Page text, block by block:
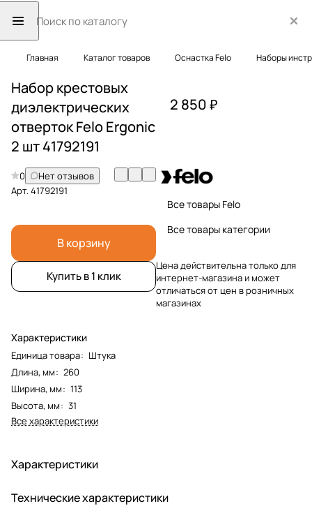
Главная Каталог товаров Оснастка Felo Наборы
Набор крестовых
диэлектрических
отверток Felo Ergonic
2 шт 41792191
0
Нет отзывов
Арт.41792191
В корзину
Купить в 1 клик
Характеристики
Единица товара: Штука
Длина, мм: 260
Ширина, мм: 113
Высота, мм: 31
Все характеристики
2 850 ₽
Все товары Felo
Все товары категории
Цена действительна только для
интернет-магазина и может
отличаться от цен в розничных
магазинах
Характеристики
Технические характеристики